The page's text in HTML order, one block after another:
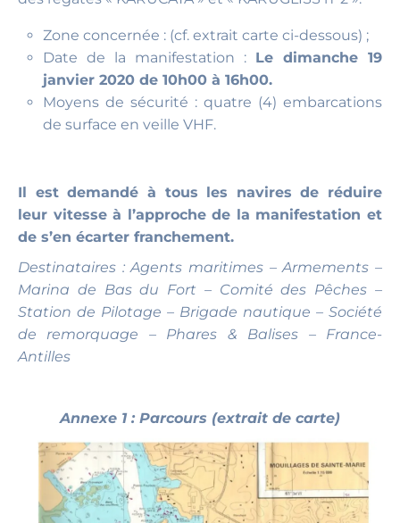
Zone concernée : (cf. extrait carte ci-dessous) ;
Date de la manifestation : Le dimanche 19
janvier 2020 de 10h00 à 16h00.
Moyens de sécurité : quatre (4) embarcations
de surface en veille VHF.
Il est demandé à tous les navires de réduire
leur vitesse à l’approche de la manifestation et
de s’en écarter franchement.
Destinataires : Agents maritimes – Armements –
Marina de Bas du Fort – Comité des Pêches –
Station de Pilotage – Brigade nautique – Société
de remorquage – Phares & Balises – France-
Antilles
Annexe 1 : Parcours (extrait de carte)